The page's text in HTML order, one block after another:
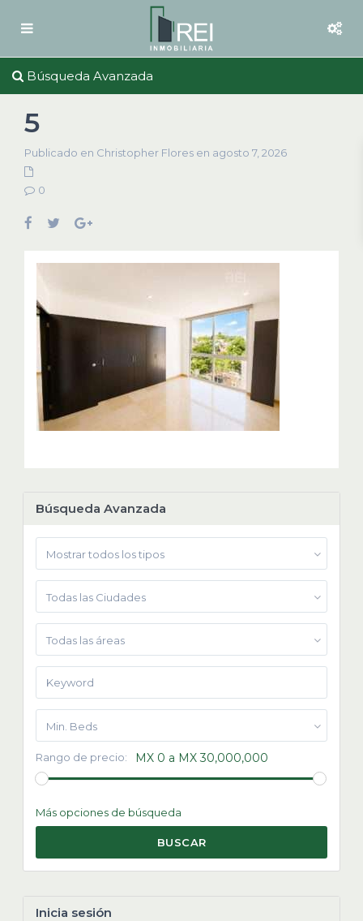
Búsqueda Avanzada
5
Publicado en Christopher Flores en agosto 7, 2026
0
Búsqueda Avanzada
Mostrar todos los tipos
Todas las Ciudades
Todas las áreas
Min. Beds
Rango de precio: MX 0 a MX 30,000,000
Más opciones de búsqueda
BUSCAR
Inicia sesión